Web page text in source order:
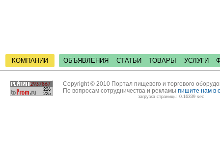
КОМПАНИИ ОБЪЯВЛЕНИЯ СТАТЬИ ТОВАРЫ УСЛУГИ
Copyright © 2010 Портал пищевого и торгового
По вопросам сотрудничества и рекламы пишите нам в
загрузка страницы: 0.16339 sec